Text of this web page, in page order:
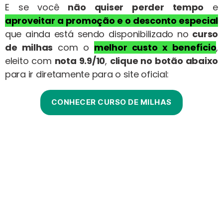
E se você não quiser perder tempo e
aproveitar a promoção e o desconto especial
que ainda está sendo disponibilizado no curso
de milhas com o melhor custo x benefício,
eleito com nota 9.9/10, clique no botão abaixo
para ir diretamente para o site oficial:
CONHECER CURSO DE MILHAS